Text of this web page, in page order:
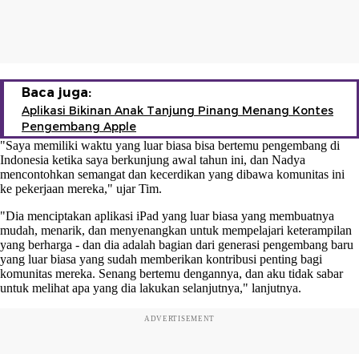
Baca juga:
Aplikasi Bikinan Anak Tanjung Pinang Menang Kontes
Pengembang Apple
"Saya memiliki waktu yang luar biasa bisa bertemu pengembang di
Indonesia ketika saya berkunjung awal tahun ini, dan Nadya
mencontohkan semangat dan kecerdikan yang dibawa komunitas ini
ke pekerjaan mereka," ujar Tim.
"Dia menciptakan aplikasi iPad yang luar biasa yang membuatnya
mudah, menarik, dan menyenangkan untuk mempelajari keterampilan
yang berharga - dan dia adalah bagian dari generasi pengembang baru
yang luar biasa yang sudah memberikan kontribusi penting bagi
komunitas mereka. Senang bertemu dengannya, dan aku tidak sabar
untuk melihat apa yang dia lakukan selanjutnya," lanjutnya.
ADVERTISEMENT